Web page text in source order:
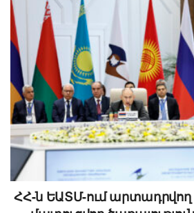
ՀՀ-ն ԵԱՏՄ-ում